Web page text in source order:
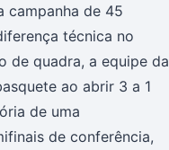
campanha de 45
técnica no
de quadra, a equipe da
ao abrir 3 a 1
de uma
de conferência,